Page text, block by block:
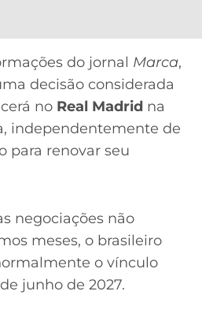
do jornal Marca,
decisão considerada
no Real Madrid na
independentemente de
para renovar seu
negociações não
meses, o brasileiro
o vínculo
junho de 2027.